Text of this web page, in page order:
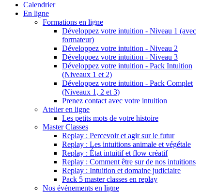
Calendrier
En ligne
Formations en ligne
Développez votre intuition - Niveau 1 (avec
formateur)
Développez votre intuition - Niveau 2
Développez votre intuition - Niveau 3
Développez votre intuition - Pack Intuition
(Niveaux 1 et 2)
Développez votre intuition - Pack Complet
(Niveaux 1, 2 et 3)
Prenez contact avec votre intuition
Atelier en ligne
Les petits mots de votre histoire
Master Classes
Replay : Percevoir et agir sur le futur
Replay : Les intuitions animale et végétale
Replay : État intuitif et flow créatif
Replay : Comment être sur de nos intuitions
Replay : Intuition et domaine judiciaire
Pack 5 master classes en replay
Nos événements en ligne